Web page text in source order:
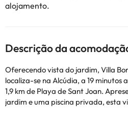
alojamento.
Descrição da
Oferecendo vista do jardim, Villa
localiza-se na Alcúdia, a 19 minutos
1,9 km de Playa de Sant Joan.
jardim e uma piscina privada, esta